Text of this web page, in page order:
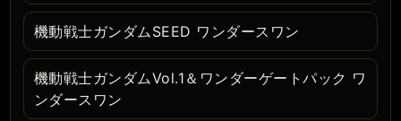
機動戦士ガンダムSEED ワンダースワン
機動戦士ガンダムVol.1＆ワンダーゲートパック ワ
ンダースワン